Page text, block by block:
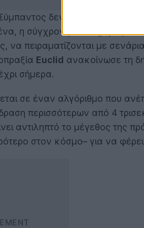
δεν περιορίζεται
η σύγχρονη επιστήμη
να πειραματίζονται με
Euclid ανακοίνωσε τη
σήμερα.
σε έναν αλγόριθμο που
περισσότερων από 4
αντιληπτό το μέγεθος της
στον κόσμο– για να